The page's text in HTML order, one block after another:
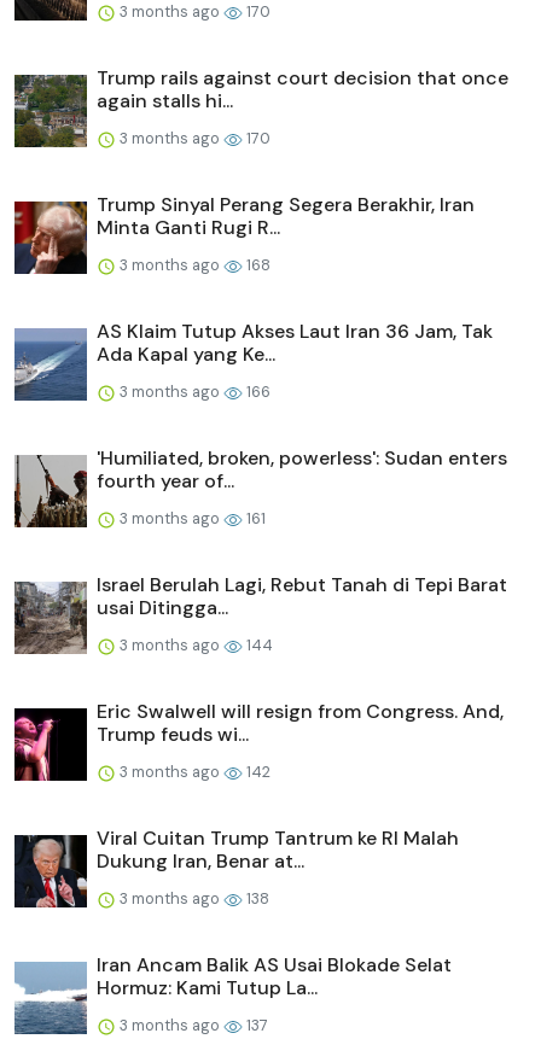
3 months ago 170
Trump rails against court decision that once
again stalls hi...
3 months ago 170
Trump Sinyal Perang Segera Berakhir, Iran
Minta Ganti Rugi R...
3 months ago 168
AS Klaim Tutup Akses Laut Iran 36 Jam, Tak
Ada Kapal yang Ke...
3 months ago 166
'Humiliated, broken, powerless': Sudan enters
fourth year of...
3 months ago 161
Israel Berulah Lagi, Rebut Tanah di Tepi Barat
usai Ditingga...
3 months ago 144
Eric Swalwell will resign from Congress. And,
Trump feuds wi...
3 months ago 142
Viral Cuitan Trump Tantrum ke RI Malah
Dukung Iran, Benar at...
3 months ago 138
Iran Ancam Balik AS Usai Blokade Selat
Hormuz: Kami Tutup La...
3 months ago 137